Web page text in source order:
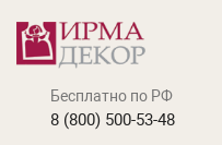
Бесплатно по РФ
8 (800) 500-53-48